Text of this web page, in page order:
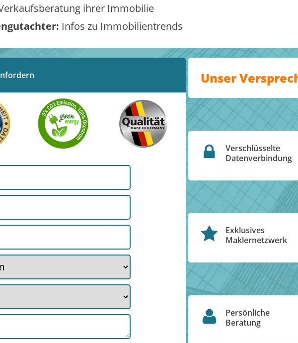
ihrer Immobilie
Infos zu Immobilientrends
Unser
Verschlüsselte
Datenverbindung
Exklusives
Maklernetzwerk
Persönliche
Beratung